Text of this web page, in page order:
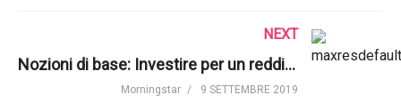
NEXT
Nozioni di base: Investire per un reddito | Morningstar UK
Morningstar 9 SETTEMBRE 2019